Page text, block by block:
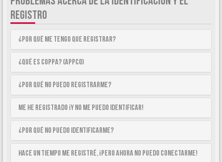
REGISTRO
¿Por qué me tengo que registrar?
¿Qué es COPPA? (APPCO)
¿Por qué no puedo registrarme?
Me he registrado ¡y no me puedo identificar!
¿Por qué no puedo identificarme?
Hace un tiempo me registré, ¡pero ahora no puedo conectarme!